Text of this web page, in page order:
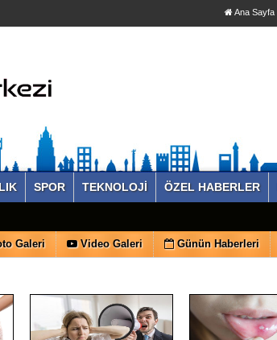
Ana Sayfa
SPOR TEKNOLOJİ ÖZEL HABERLER
Galeri Video Galeri Günün Haberleri